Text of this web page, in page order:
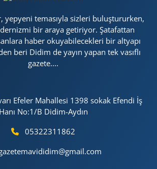
yepyeni temasıyla sizleri buluştururken,
bir araya getiriyor. Şatafattan
haber okuyabilecekleri bir altyapı
beri Didim de yayın yapan tek vasıflı
gazete....
Efeler Mahallesi 1398 sokak Efendi İş
Hanı No:1/B Didim-Aydın
05322311862